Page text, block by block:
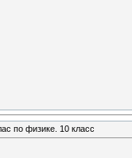
по физике. 10 класс